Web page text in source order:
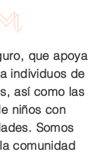
que apoya
individuos de
así como las
niños con
Somos
comunidad